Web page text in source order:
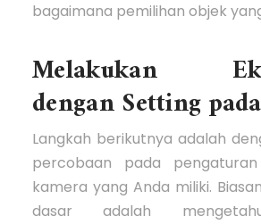
bagaimana pemilihan objek
Melakukan
dengan Setting
Langkah berikutnya adalah
percobaan pada
kamera yang Anda miliki.
dasar adalah